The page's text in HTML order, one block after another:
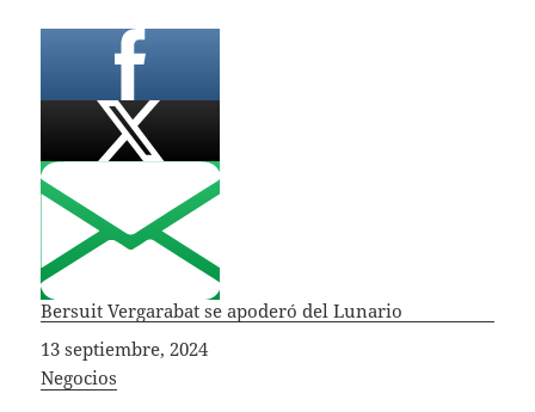
Bersuit Vergarabat se apoderó del Lunario
Fecha
13 septiembre, 2024
In relation to
Negocios